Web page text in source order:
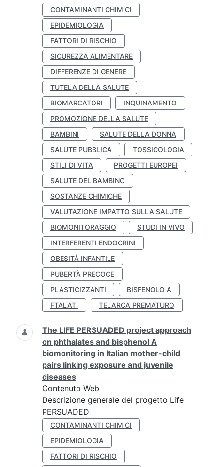
CONTAMINANTI CHIMICI
EPIDEMIOLOGIA
FATTORI DI RISCHIO
SICUREZZA ALIMENTARE
DIFFERENZE DI GENERE
TUTELA DELLA SALUTE
BIOMARCATORI
INQUINAMENTO
PROMOZIONE DELLA SALUTE
BAMBINI
SALUTE DELLA DONNA
SALUTE PUBBLICA
TOSSICOLOGIA
STILI DI VITA
PROGETTI EUROPEI
SALUTE DEL BAMBINO
SOSTANZE CHIMICHE
VALUTAZIONE IMPATTO SULLA SALUTE
BIOMONITORAGGIO
STUDI IN VIVO
INTERFERENTI ENDOCRINI
OBESITÀ INFANTILE
PUBERTÀ PRECOCE
PLASTICIZZANTI
BISFENOLO A
FTALATI
TELARCA PREMATURO
The LIFE PERSUADED project approach
on phthalates and bisphenol A
biomonitoring in Italian mother-child
pairs linking exposure and juvenile
diseases
Contenuto Web
Descrizione generale del progetto Life
PERSUADED
CONTAMINANTI CHIMICI
EPIDEMIOLOGIA
FATTORI DI RISCHIO